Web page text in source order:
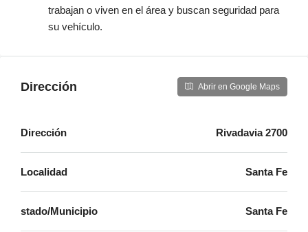
trabajan o viven en el área y buscan seguridad para
su vehículo.
Dirección Abrir en Google Maps
Dirección Rivadavia 2700
Localidad Santa Fe
stado/Municipio Santa Fe